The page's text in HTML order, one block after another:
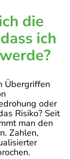
die
ich
Übergriffen
oder
Risiko? Seit
man den
Zahlen,